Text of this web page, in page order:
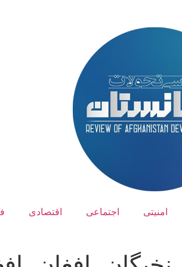
امنیتی اجتماعی اقتصادی